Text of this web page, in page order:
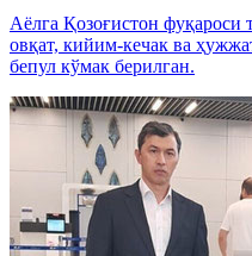
Аёлга Қозоғистон
овқат, кийим-кечак ва
бепул кўмак берилган.